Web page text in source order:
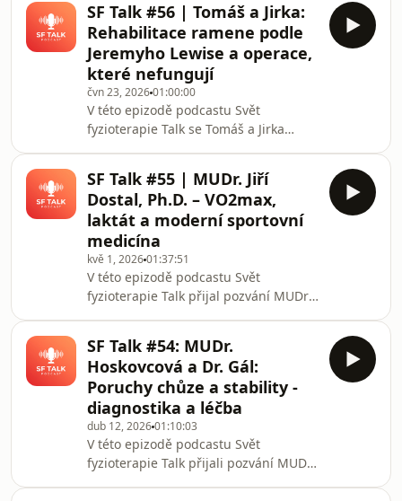
Motol, se kterou jsme si povídali o
EILO (Exercise-Induced Laryngeal
Obstruction), tedy zátěží indukované
obstrukci hrtanu. Jde o problém, který
se projevuje dušností při intenzivní
fyzické aktivitě a často bývá nesprávně
zaměňován za astma.V úvodu
rozhovoru vy
SF Talk #56 | Tomáš a Jirka:
Rehabilitace ramene podle
Jeremyho Lewise a operace,
které nefungují
čvn 23, 202601:00:00
V této epizodě podcastu Svět
fyzioterapie Talk se Tomáš a Jirka
odborníka na problematiku ramene.
Diskutují o současném pohledu na
bolest ramene, významu
zobrazovacích metod, efektivitě
operační a injekční léčby i o tom, jak
může vypadat moderní rehabilitace
založená na edukaci, pohybu a
progresivním zatížení.Hlavním
tématem epiz
SF Talk #55 | MUDr. Jiří
Dostal, Ph.D. – VO2max,
laktát a moderní sportovní
medicína
kvě 1, 202601:37:51
V této epizodě podcastu Svět
fyzioterapie Talk přijal pozvání MUDr.
High Performance Programu Českého
olympijského výboru, se kterým jsme
si povídali o moderní sportovní
medicíně, fyziologii výkonu,
diagnostice vytrvalostů i o tom, jak
dnes přemýšlet o tréninku
vrcholových i rekreačních sportovců.V
úvodu rozhovoru se věnujeme Hig
SF Talk #54: MUDr.
Hoskovcová a Dr. Gál:
Poruchy chůze a stability -
diagnostika a léčba
dub 12, 202601:10:03
V této epizodě podcastu Svět
fyzioterapie Talk přijali pozvání MUDr.